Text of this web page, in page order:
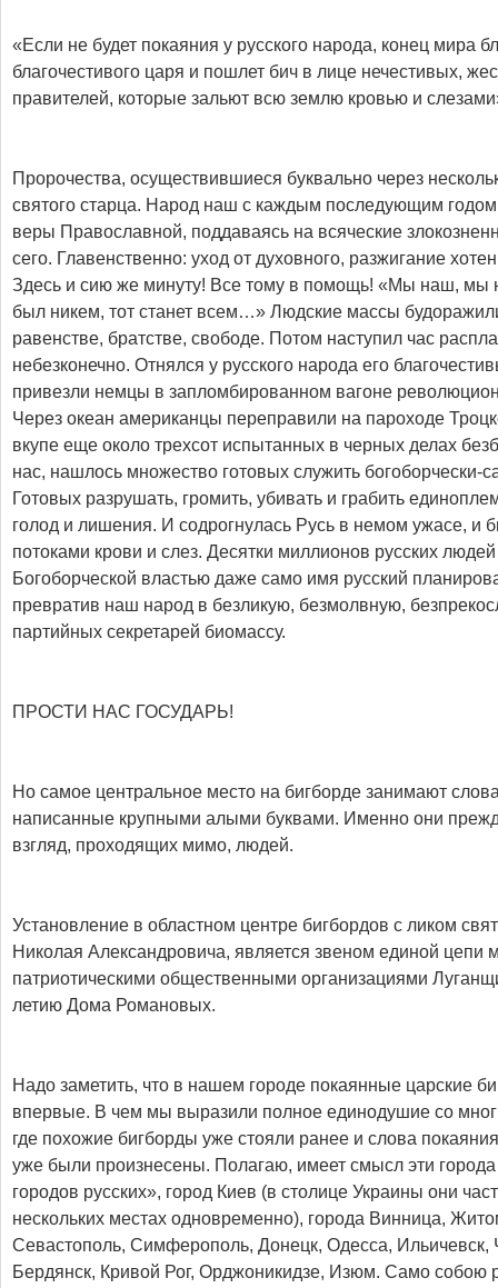
«Если не будет покаяния у русского народа, конец мира
благочестивого царя и пошлет бич в лице нечестивых,
правителей, которые зальют всю землю кровью и
Пророчества, осуществившиеся буквально через
святого старца. Народ наш с каждым последующим годом
веры Православной, поддаваясь на всяческие
сего. Главенственно: уход от духовного, разжигание
Здесь и сию же минуту! Все тому в помощь! «Мы наш, мы
был никем, тот станет всем…» Людские массы
равенстве, братстве, свободе. Потом наступил час
небезконечно. Отнялся у русского народа его
привезли немцы в запломбированном вагоне
Через океан американцы переправили на пароходе
вкупе еще около трехсот испытанных в черных делах
нас, нашлось множество готовых служить богоборчески-
Готовых разрушать, громить, убивать и грабить
голод и лишения. И содрогнулась Русь в немом ужасе, и
потоками крови и слез. Десятки миллионов русских
Богоборческой властью даже само имя русский
превратив наш народ в безликую, безмолвную,
партийных секретарей биомассу.
ПРОСТИ НАС ГОСУДАРЬ!
Но самое центральное место на бигборде занимают
написанные крупными алыми буквами. Именно они
взгляд, проходящих мимо, людей.
Установление в областном центре бигбордов с ликом
Николая Александровича, является звеном единой цепи
патриотическими общественными организациями
летию Дома Романовых.
Надо заметить, что в нашем городе покаянные царские
впервые. В чем мы выразили полное единодушие со
где похожие бигборды уже стояли ранее и слова
уже были произнесены. Полагаю, имеет смысл эти
городов русских», город Киев (в столице Украины они
нескольких местах одновременно), города Винница,
Севастополь, Симферополь, Донецк, Одесса, Ильичевск,
Бердянск, Кривой Рог, Орджоникидзе, Изюм. Само собою